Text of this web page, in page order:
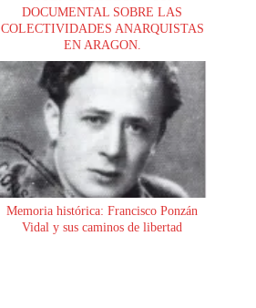
DOCUMENTAL SOBRE LAS
COLECTIVIDADES ANARQUISTAS
EN ARAGON.
Memoria histórica: Francisco Ponzán
Vidal y sus caminos de libertad